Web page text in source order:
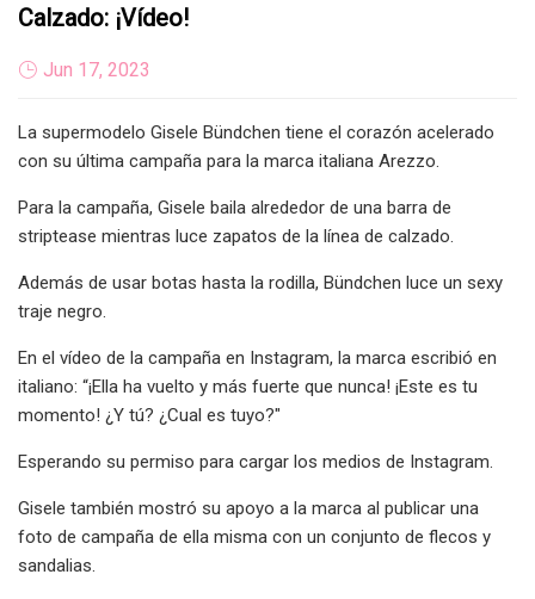
Calzado: ¡vídeo!
Jun 17, 2023
La supermodelo Gisele Bündchen tiene el corazón acelerado
con su última campaña para la marca italiana Arezzo.
Para la campaña, Gisele baila alrededor de una barra de
striptease mientras luce zapatos de la línea de calzado.
Además de usar botas hasta la rodilla, Bündchen luce un sexy
traje negro.
En el vídeo de la campaña en Instagram, la marca escribió en
italiano: “¡Ella ha vuelto y más fuerte que nunca! ¡Este es tu
momento! ¿Y tú? ¿Cual es tuyo?"
Esperando su permiso para cargar los medios de Instagram.
Gisele también mostró su apoyo a la marca al publicar una
foto de campaña de ella misma con un conjunto de flecos y
sandalias.